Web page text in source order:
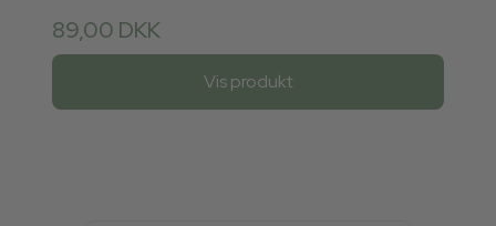
89,00 DKK
Vis produkt